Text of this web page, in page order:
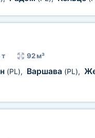
т 92 м³
(PL), Варшава (PL),